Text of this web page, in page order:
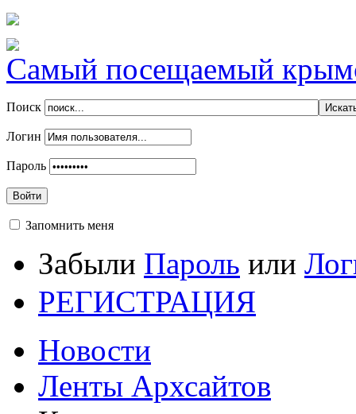
Самый посещаемый
Поиск
Логин
Пароль
Войти
Запомнить меня
Забыли Пароль или
РЕГИСТРАЦИЯ
Новости
Ленты Архсайтов